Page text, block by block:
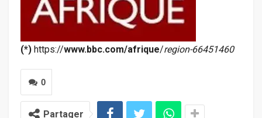
(*) https://www.bbc.com/afrique/region-66451460
0
Partager